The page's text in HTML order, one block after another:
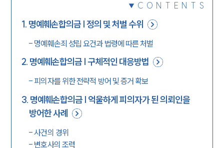
CONTENTS
1. 명예훼손합의금 | 정의 및 처벌 수위
- 명예훼손죄 성립 요건과 법령에 따른 처벌
2. 명예훼손합의금 | 구체적인 대응방법
- 피의자를 위한 전략적 방어 및 증거 확보
3. 명예훼손합의금 | 억울하게 피의자가 된 의뢰인을
방어한 사례
-사건의 경위
- 변호사의 조력